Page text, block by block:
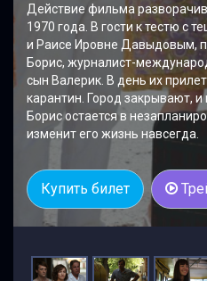
Действие фильма
1970 года. В гости к тестю с
и Раисе Ировне Давыдовым,
Борис, журналист-
сын Валерик. В день их
карантин. Город закрывают,
Борис остается в
изменит его жизнь навсегда.
Купить билет